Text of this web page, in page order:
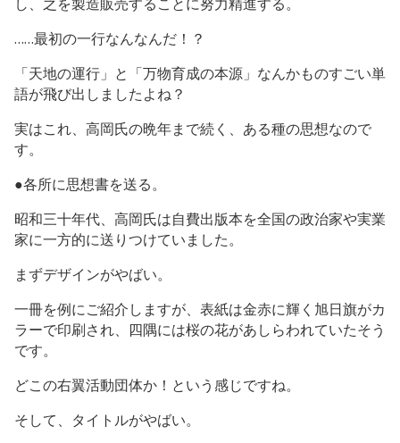
……最初の一行なんなんだ！？
「天地の運行」と「万物育成の本源」なんかものすごい単
語が飛び出しましたよね？
実はこれ、高岡氏の晩年まで続く、ある種の思想なので
す。
●各所に思想書を送る。
昭和三十年代、高岡氏は自費出版本を全国の政治家や実業
家に一方的に送りつけていました。
まずデザインがやばい。
一冊を例にご紹介しますが、表紙は金赤に輝く旭日旗がカ
ラーで印刷され、四隅には桜の花があしらわれていたそう
です。
どこの右翼活動団体か！という感じですね。
そして、タイトルがやばい。